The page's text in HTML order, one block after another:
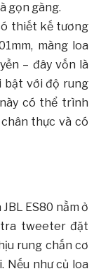
gọn gàng.
thiết kế tương
màng loa
– đây vốn là
bật với độ rung
có thể trình
thực và có
ES80 nằm ở
tweeter đặt
rung chấn cơ
Nếu như củ loa